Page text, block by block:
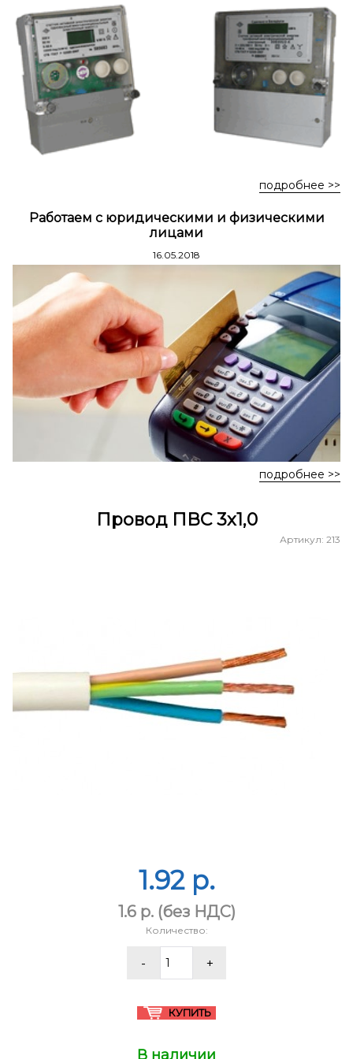
Стремянки стальные
Стремянки двухсторонние стальные
подробнее >>
Работаем с юридическими и физическими
лицами
16.05.2018
подробнее >>
Провод ПВС 3х1,0
Артикул: 213
1.92 p.
1.6 p.(без НДС)
Количество:
В наличии